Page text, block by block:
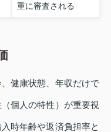
重に審査される
健康状態、年収だけで
個人の特性）が重要視
時年齢や返済負担率と